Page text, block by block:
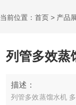
当前位置： 首页 > 产品
列管多效蒸
描述：
列管多效蒸馏水机